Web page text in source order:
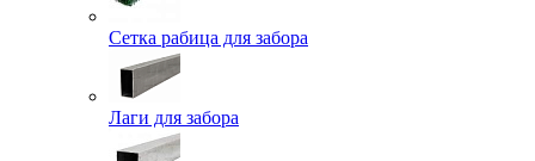
Сетка рабица для забора
Лаги для забора